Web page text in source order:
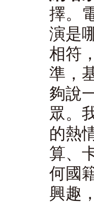
擇。
演是
相符
準，
夠說
眾。
的熱
算、
何國
興趣